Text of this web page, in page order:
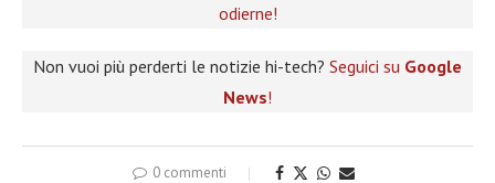
odierne!
Non vuoi più perderti le notizie hi-tech? Seguici su Google
News!
0 commenti